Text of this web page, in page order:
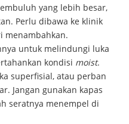
yang lebih besar,
Perlu dibawa ke klinik
menambahkan.
untuk melindungi luka
kondisi moist.
superfisial, atau perban
Jangan gunakan kapas
seratnya menempel di